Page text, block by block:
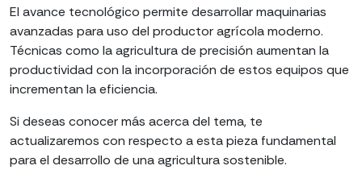
El avance tecnológico permite desarrollar maquinarias
avanzadas para uso del productor agrícola moderno.
Técnicas como la agricultura de precisión aumentan la
productividad con la incorporación de estos equipos que
incrementan la eficiencia.
Si deseas conocer más acerca del tema, te
actualizaremos con respecto a esta pieza fundamental
para el desarrollo de una agricultura sostenible.